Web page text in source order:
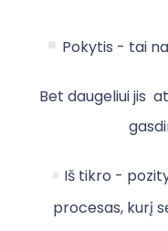
Pokytis - tai
Bet daugeliui jis
Iš tikro -
procesas, kurį